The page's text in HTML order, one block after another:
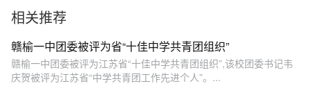
相关推荐
赣榆一中团委被评为省“十佳中学共青团组织”
赣榆一中团委被评为江苏省“十佳中学共青团组织”,该校团委书记韦
庆贺被评为江苏省“中学共青团工作先进个人”。...